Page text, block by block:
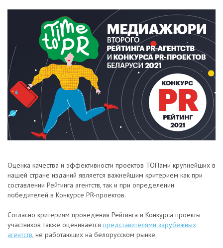
Оценка качества и эффективности проектов ТОПами крупнейших в
нашей стране изданий является важнейшим критерием как при
составлении Рейтинга агентств, так и при определении
победителей в Конкурсе PR-проектов.
Согласно критериям проведения Рейтинга и Конкурса проекты
участников также оценивается представителями зарубежных
агентств , не работающих на белорусском рынке.